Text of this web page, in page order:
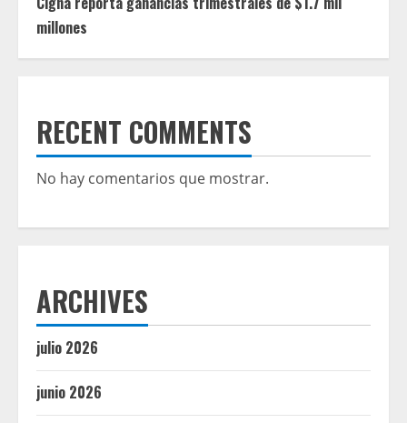
millones
RECENT COMMENTS
No hay comentarios que mostrar.
ARCHIVES
julio 2026
junio 2026